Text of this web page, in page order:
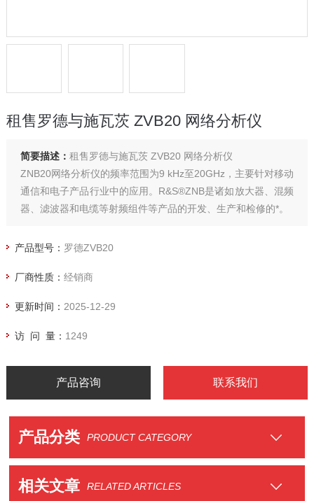
租售罗德与施瓦茨 ZVB20 网络分析仪
简要描述： 租售罗德与施瓦茨 ZVB20 网络分析仪
ZNB20网络分析仪的频率范围为9 kHz至20GHz，主要针对移动
通信和电子产品行业中的应用。R&S®ZNB是诸如放大器、混频
器、滤波器和电缆等射频组件等产品的开发、生产和检修的*。
产品型号： 罗德ZVB20
厂商性质： 经销商
更新时间： 2025-12-29
访 问 量： 1249
产品咨询 联系我们
产品分类 PRODUCT CATEGORY
相关文章 RELATED ARTICLES